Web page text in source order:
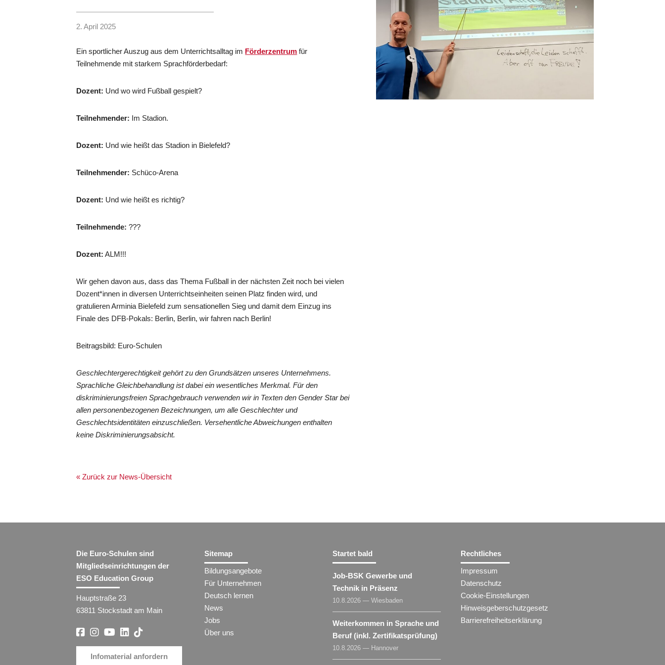
2. April 2025
Ein sportlicher Auszug aus dem Unterrichtsalltag im Förderzentrum für
Teilnehmende mit starkem Sprachförderbedarf:
Dozent: Und wo wird Fußball gespielt?
Teilnehmender: Im Stadion.
Dozent: Und wie heißt das Stadion in Bielefeld?
Teilnehmender: Schüco-Arena
Dozent: Und wie heißt es richtig?
Teilnehmende: ???
Dozent: ALM!!!
Wir gehen davon aus, dass das Thema Fußball in der nächsten Zeit noch bei vielen
Dozent*innen in diversen Unterrichtseinheiten seinen Platz finden wird, und
gratulieren Arminia Bielefeld zum sensationellen Sieg und damit dem Einzug ins
Finale des DFB-Pokals: Berlin, Berlin, wir fahren nach Berlin!
Beitragsbild: Euro-Schulen
Geschlechtergerechtigkeit gehört zu den Grundsätzen unseres Unternehmens.
Sprachliche Gleichbehandlung ist dabei ein wesentliches Merkmal. Für den
diskriminierungsfreien Sprachgebrauch verwenden wir in Texten den Gender Star bei
allen personenbezogenen Bezeichnungen, um alle Geschlechter und
Geschlechtsidentitäten einzuschließen. Versehentliche Abweichungen enthalten
keine Diskriminierungsabsicht.
« Zurück zur News-Übersicht
Die Euro-Schulen sind
Mitgliedseinrichtungen der
ESO Education Group
Hauptstraße 23
63811 Stockstadt am Main
Infomaterial anfordern
Sitemap
Bildungsangebote
Für Unternehmen
Deutsch lernen
News
Jobs
Über uns
Startet bald
Job-BSK Gewerbe und
Technik in Präsenz
10.8.2026 — Wiesbaden
Weiterkommen in Sprache und
Beruf (inkl. Zertifikatsprüfung)
10.8.2026 — Hannover
Rechtliches
Impressum
Datenschutz
Cookie-Einstellungen
Hinweisgeberschutzgesetz
Barrierefreiheitserklärung